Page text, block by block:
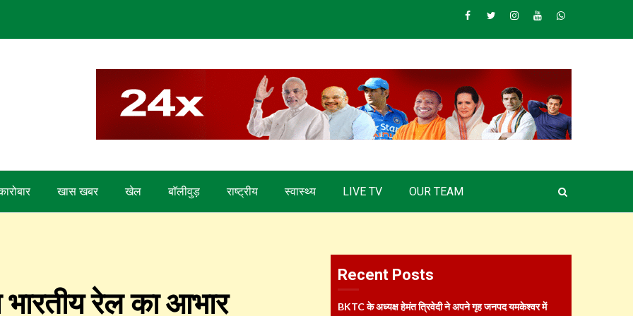
Facebook
TwitterInstagram
YoutubeWhatsapp
खास खबर खेल बाॅलीवुड़ राष्ट्रीय स्वास्थ्य LIVE TV OUR TEAM
रेल का आभार
Recent Posts
BKTC के अध्यक्ष हेमंत त्रिवेदी ने अपने गृह जनपद यमकेश्वर में